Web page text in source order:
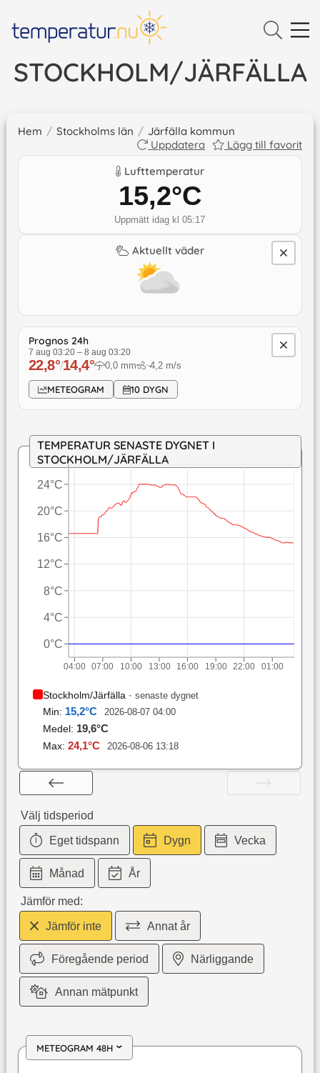
STOCKHOLM/JÄRFÄLLA
Hem / Stockholms län / Järfälla kommun
Uppdatera
Lägg till favorit
Lufttemperatur
15,2°C
Uppmätt idag kl 05:17
Aktuellt väder
Prognos 24h
7 aug 03:20– 8 aug 03:20
22,8°/14,4° 0,0 mm ↓4,2 m/s
METEOGRAM 10 DYGN
TEMPERATUR SENASTE DYGNET I
STOCKHOLM/JÄRFÄLLA
04:00 07:00 10:00 13:00 16:00 19:00 22:00 01:00
0°C
4°C
8°C
12°C
16°C
20°C
24°C
Stockholm/Järfälla· senaste dygnet
Min: 15,2°C 2026-08-07 04:00
Medel: 19,6°C
Max: 24,1°C 2026-08-06 13:18
Välj tidsperiod
Eget tidspann Dygn Vecka
Månad År
Jämför med:
Jämför inte Annat år
Föregående period Närliggande
Annan mätpunkt
METEOGRAM 48H ›
fre 7 aug: 22,8 till 15,7 grader: ingen nederbörd: upp till